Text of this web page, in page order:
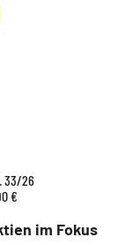
im Fokus
33/26
€